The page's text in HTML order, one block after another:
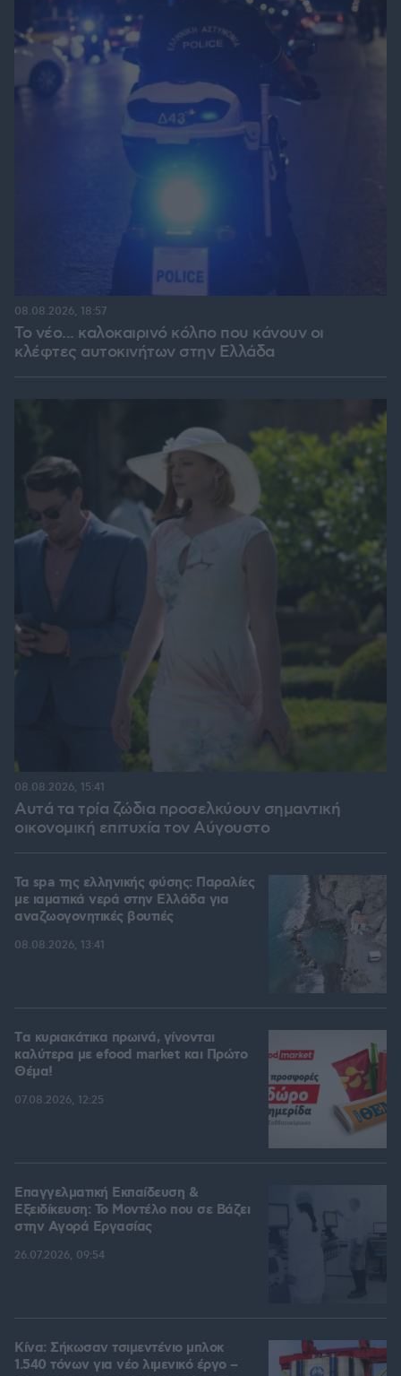
Το νέο... καλοκαιρινό κόλπο που κάνουν οι
κλέφτες αυτοκινήτων στην Ελλάδα
08.08.2026, 18:57
Αυτά τα τρία ζώδια προσελκύουν σημαντική
οικονομική επιτυχία τον Αύγουστο
08.08.2026, 15:41
Τα spa της ελληνικής φύσης: Παραλίες
με ιαματικά νερά στην Ελλάδα για
αναζωογονητικές βουτιές
08.08.2026, 13:41
Tα κυριακάτικα πρωινά, γίνονται
καλύτερα με efood market και Πρώτο
Θέμα!
07.08.2026, 12:25
Επαγγελματική Εκπαίδευση &
Εξειδίκευση: Το Mοντέλο που σε Bάζει
στην Aγορά Eργασίας
26.07.2026, 09:54
Κίνα: Σήκωσαν τσιμεντένιο μπλοκ
1.540 τόνων για νέο λιμενικό έργο –